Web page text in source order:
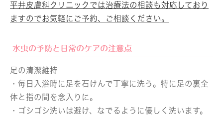
平井皮膚科クリニックでは治療法の相談も対応しており
ますのでお気軽にご予約、ご相談ください。
水虫の予防と日常のケアの注意点
足の清潔維持
・毎日入浴時に足を石けんで丁寧に洗う。特に足の裏全
体と指の間を念入りに。
・ゴシゴシ洗いは避け、なでるように優しく洗います。